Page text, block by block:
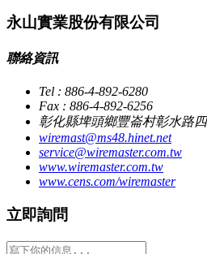
永山實業股份有限公司
聯絡資訊
Tel : 886-4-892-6280
Fax : 886-4-892-6256
彰化縣埤頭鄉豐崙村彰水路
wiremast@ms48.hinet.net
service@wiremaster.com.tw
www.wiremaster.com.tw
www.cens.com/wiremaster
立即詢問